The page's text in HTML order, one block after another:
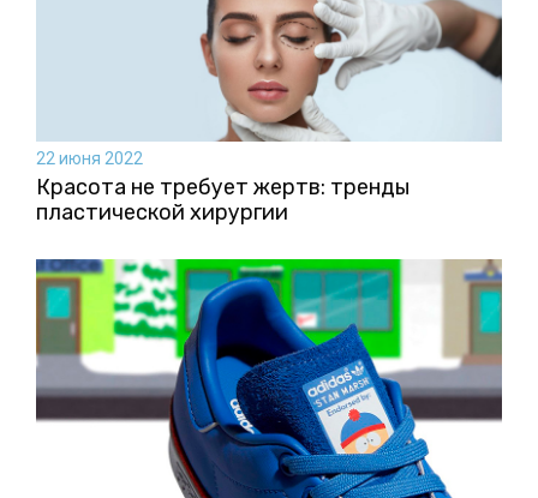
22 июня 2022
Красота не требует жертв: тренды
пластической хирургии